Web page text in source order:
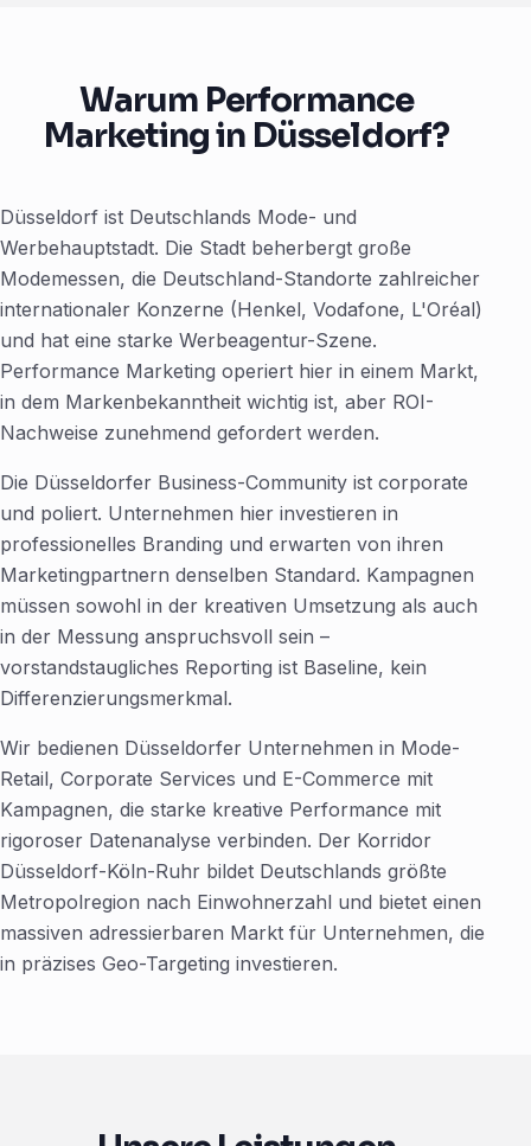
Warum Performance
Marketing in Düsseldorf?
Düsseldorf ist Deutschlands Mode- und
Werbehauptstadt. Die Stadt beherbergt große
Modemessen, die Deutschland-Standorte zahlreicher
internationaler Konzerne (Henkel, Vodafone, L'Oréal)
und hat eine starke Werbeagentur-Szene.
Performance Marketing operiert hier in einem Markt,
in dem Markenbekanntheit wichtig ist, aber ROI-
Nachweise zunehmend gefordert werden.
Die Düsseldorfer Business-Community ist corporate
und poliert. Unternehmen hier investieren in
professionelles Branding und erwarten von ihren
Marketingpartnern denselben Standard. Kampagnen
müssen sowohl in der kreativen Umsetzung als auch
in der Messung anspruchsvoll sein –
vorstandstaugliches Reporting ist Baseline, kein
Differenzierungsmerkmal.
Wir bedienen Düsseldorfer Unternehmen in Mode-
Retail, Corporate Services und E-Commerce mit
Kampagnen, die starke kreative Performance mit
rigoroser Datenanalyse verbinden. Der Korridor
Düsseldorf-Köln-Ruhr bildet Deutschlands größte
Metropolregion nach Einwohnerzahl und bietet einen
massiven adressierbaren Markt für Unternehmen, die
in präzises Geo-Targeting investieren.